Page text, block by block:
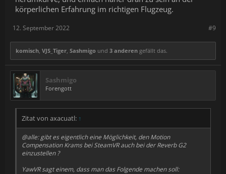
körperlichen Erfahrung im richtigen Flugzeug.
#9
12. September 2022
komisch VJS_Tiger Sashmigo und 3 anderen gefällt das.
Sashmigo
Forengott
Zitat von axacuatl: ↑
@alle: gibt es eigentlich eine Möglichkeit, den Motion
Compensation Krams bei SteamVR auch bei der Reverb G2
einzustellen ?
YawVR sagt einem, dass man das Folgende machen soll: